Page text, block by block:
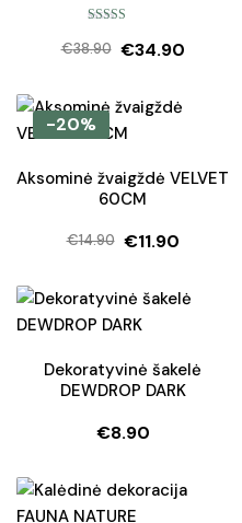
5.00iš 5
€38.90
Original
was:
€38.90.
€34.90
Current
is:
€34.90.
-20%
Aksominė žvaigždė VELVET
60CM
€14.90
Original
was:
€14.90.
€11.90
Current
is:
€11.90.
Dekoratyvinė šakelė
DEWDROP DARK
€8.90